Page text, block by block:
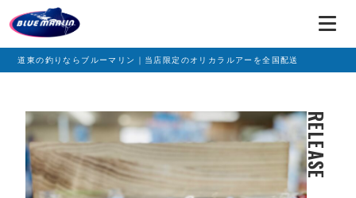
道東の釣りならブルーマリン｜当店限定のオリカラルアーを全国配送
RELEASE